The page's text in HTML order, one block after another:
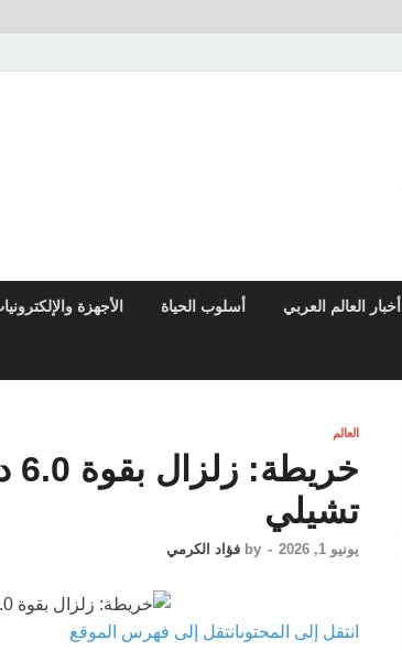
أخبار العالم العربي أسلوب الحياة الأجهزة
العالم
تشيلي
يونيو 1, 2026 -
by فؤاد الكرمي
انتقل إلى المحتوىانتقل إلى فهرس الموقع